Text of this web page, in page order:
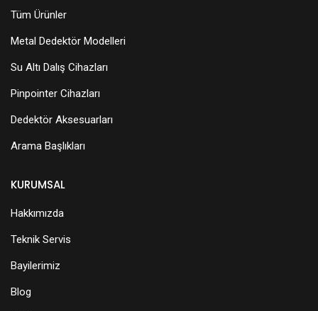
KURUMSAL
Hakkımızda
Teknik Servis
Bayilerimiz
Blog
Tüm Ürünler
Metal Dedektör Modelleri
Su Altı Dalış Cihazları
Pinpointer Cihazları
Dedektör Aksesuarları
Arama Başlıkları